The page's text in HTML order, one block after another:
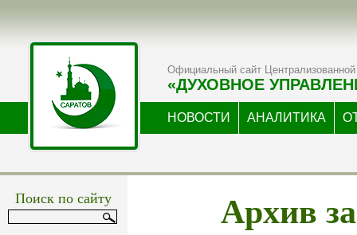
Официальный сайт Централизованной
«ДУХОВНОЕ
НОВОСТИ АНАЛИТИКА
Поиск по сайту Архив